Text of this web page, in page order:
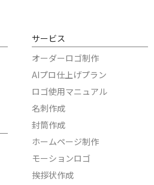
サービス
オーダーロゴ制作
AIプロ仕上げプラン
ロゴ使用マニュアル
名刺作成
封筒作成
ホームページ制作
モーションロゴ
挨拶状作成